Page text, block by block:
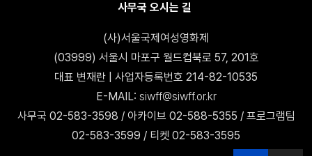
사무국 오시는 길
(사)서울국제여성영화제
(03999) 서울시 마포구 월드컵북로 57, 201호
대표 변재란 | 사업자등록번호 214-82-10535
E-MAIL: siwff@siwff.or.kr
사무국 02-583-3598 / 아카이브 02-588-5355 / 프로그램팀
02-583-3599 / 티켓 02-583-3595